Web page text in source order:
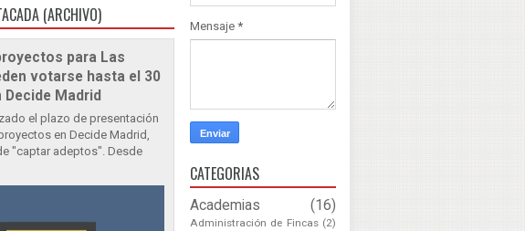
(ARCHIVO)
para Las
votarse hasta el 30
Decide Madrid
el plazo de presentación
en Decide Madrid,
"captar adeptos". Desde
Mensaje *
CATEGORIAS
Academias (16)
Administración de Fincas (2)